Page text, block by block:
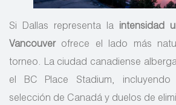
Si Dallas representa la intensidad
Vancouver ofrece el lado más
torneo. La ciudad canadiense
el BC Place Stadium,
selección de Canadá y duelos de